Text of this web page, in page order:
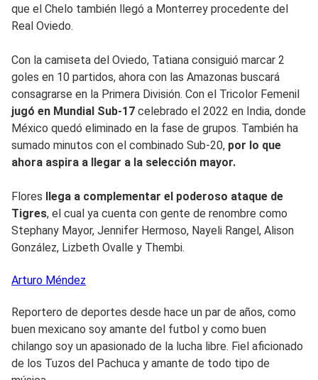
que el Chelo también llegó a Monterrey procedente del
Real Oviedo.
Con la camiseta del Oviedo, Tatiana consiguió marcar 2
goles en 10 partidos, ahora con las Amazonas buscará
consagrarse en la Primera División. Con el Tricolor Femenil
jugó en Mundial Sub-17 celebrado el 2022 en India, donde
México quedó eliminado en la fase de grupos. También ha
sumado minutos con el combinado Sub-20, por lo que
ahora aspira a llegar a la selección mayor.
Flores llega a complementar el poderoso ataque de
Tigres, el cual ya cuenta con gente de renombre como
Stephany Mayor, Jennifer Hermoso, Nayeli Rangel, Alison
González, Lizbeth Ovalle y Thembi.
Arturo Méndez
Reportero de deportes desde hace un par de años, como
buen mexicano soy amante del futbol y como buen
chilango soy un apasionado de la lucha libre. Fiel aficionado
de los Tuzos del Pachuca y amante de todo tipo de